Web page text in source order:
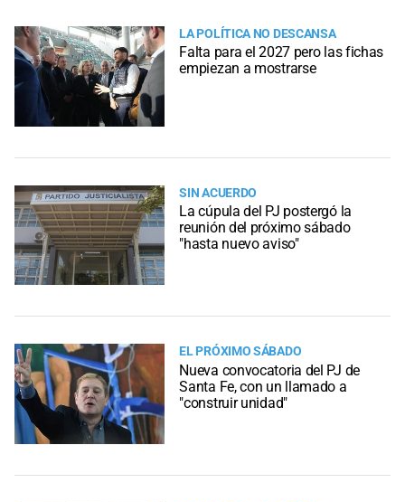
LA POLÍTICA NO DESCANSA
Falta para el 2027 pero las fichas
empiezan a mostrarse
SIN ACUERDO
La cúpula del PJ postergó la
reunión del próximo sábado
"hasta nuevo aviso"
EL PRÓXIMO SÁBADO
Nueva convocatoria del PJ de
Santa Fe, con un llamado a
"construir unidad"